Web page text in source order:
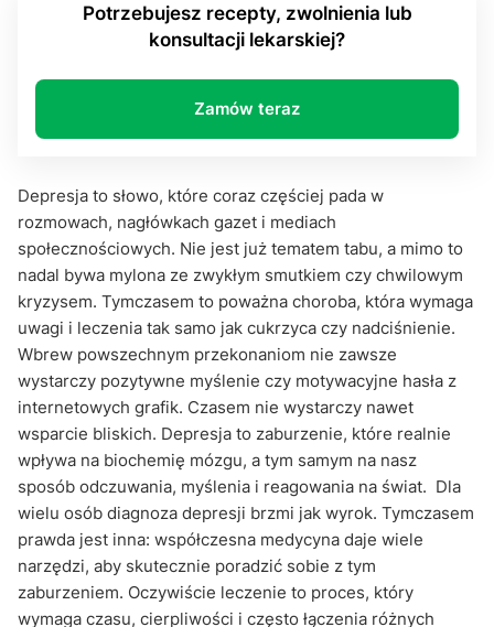
Leki na depresję to nie wszystko. O znaczeniu
terapii i stylu życia
Skutki uboczne, mity i nadzieja na lepsze jutro
Kiedy warto sięgnąć po leki na depresję?
Potrzebujesz recepty, zwolnienia lub
konsultacji lekarskiej?
Zamów teraz
Depresja to słowo, które coraz częściej pada w
rozmowach, nagłówkach gazet i mediach
społecznościowych. Nie jest już tematem tabu, a mimo to
nadal bywa mylona ze zwykłym smutkiem czy chwilowym
kryzysem. Tymczasem to poważna choroba, która wymaga
uwagi i leczenia tak samo jak cukrzyca czy nadciśnienie.
Wbrew powszechnym przekonaniom nie zawsze
wystarczy pozytywne myślenie czy motywacyjne hasła z
internetowych grafik. Czasem nie wystarczy nawet
wsparcie bliskich. Depresja to zaburzenie, które realnie
wpływa na biochemię mózgu, a tym samym na nasz
sposób odczuwania, myślenia i reagowania na świat. Dla
wielu osób diagnoza depresji brzmi jak wyrok. Tymczasem
prawda jest inna: współczesna medycyna daje wiele
narzędzi, aby skutecznie poradzić sobie z tym
zaburzeniem. Oczywiście leczenie to proces, który
wymaga czasu, cierpliwości i często łączenia różnych